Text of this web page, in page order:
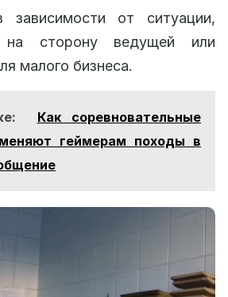
зависимости от ситуации,
на сторону ведущей или
малого бизнеса.
Как соревновательные
геймерам походы в